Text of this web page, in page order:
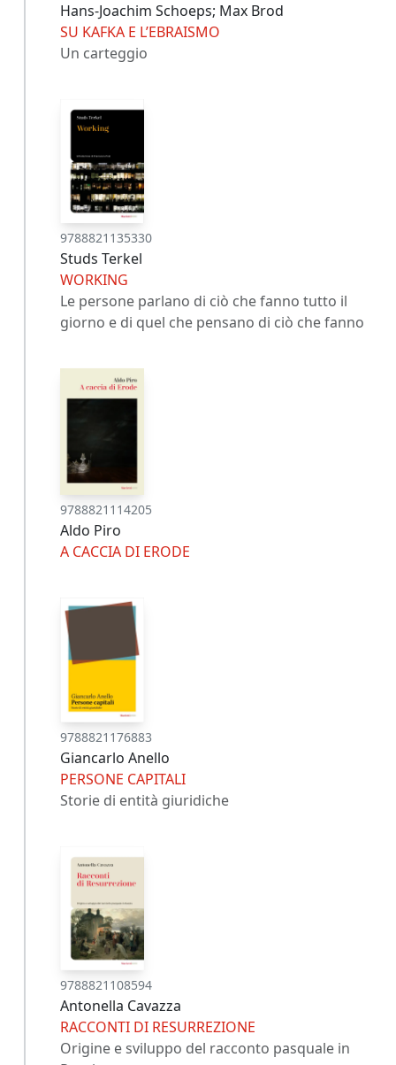
Hans-Joachim Schoeps; Max Brod
SU KAFKA E L’EBRAISMO
Un carteggio
9788821135330
Studs Terkel
WORKING
Le persone parlano di ciò che fanno tutto il
giorno e di quel che pensano di ciò che fanno
9788821114205
Aldo Piro
A CACCIA DI ERODE
9788821176883
Giancarlo Anello
PERSONE CAPITALI
Storie di entità giuridiche
9788821108594
Antonella Cavazza
RACCONTI DI RESURREZIONE
Origine e sviluppo del racconto pasquale in